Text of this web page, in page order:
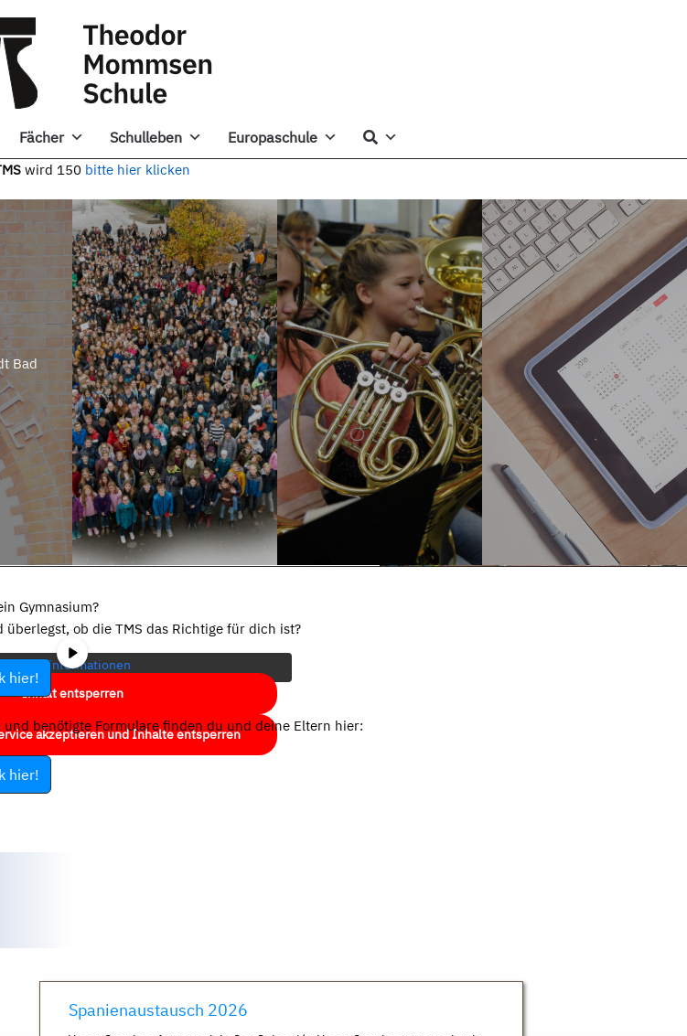
Fächer Schulleben Europaschule
wird 150 bitte hier klicken
Bad
klicken Sie auf die Schaltfläche unten.
dabei Daten an Drittanbieter weitergegeben
werden.
Mehr Informationen
Inhalt entsperren
akzeptieren und Inhalte entsperren
Gymnasium?
ob die TMS das Richtige für dich ist?
hier!
benötigte Formulare finden du und deine Eltern hier:
hier!
Spanienaustausch 2026